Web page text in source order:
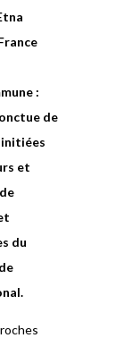
:
de
initiées
et
du